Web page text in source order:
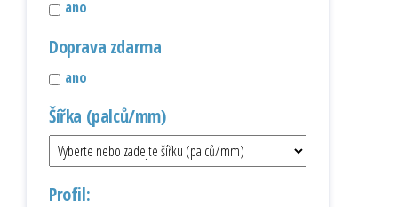
ano
Doprava zdarma
ano
Šířka (palců/mm)
Profil: